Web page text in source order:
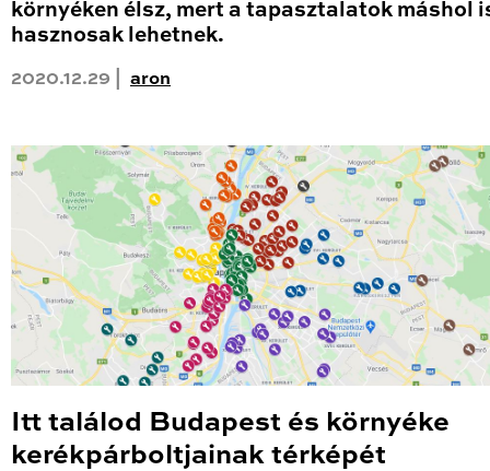
környéken élsz, mert a tapasztalatok máshol
hasznosak lehetnek.
2020.12.29 | aron
Itt találod Budapest és környéke
kerékpárboltjainak térképét